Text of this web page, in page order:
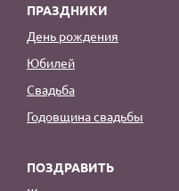
ПРАЗДНИКИ
День рождения
Юбилей
Свадьба
Годовщина свадьбы
ПОЗДРАВИТЬ